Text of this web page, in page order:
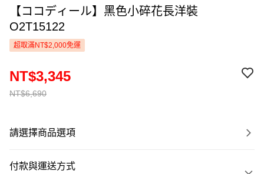
【ココディール】黑色小碎花長洋裝
O2T15122
超取滿NT$2,000免運
NT$6,690
NT$3,345
請選擇商品選項
付款與運送方式